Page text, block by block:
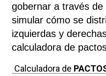
gobernar a través
simular cómo se
izquierdas y
calculadora de
Calculadora de